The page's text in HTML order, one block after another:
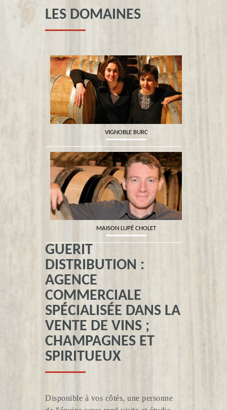
LES DOMAINES
VIGNOBLE BURC
MAISON LUPÉ CHOLET
VIGNOBLE BRIOLAIS
CHEVAL QUANCARD
GUERIT
DISTRIBUTION :
AGENCE
COMMERCIALE
SPÉCIALISÉE DANS LA
VENTE DE VINS ;
CHAMPAGNES ET
SPIRITUEUX
Disponible à vos côtés, une personne